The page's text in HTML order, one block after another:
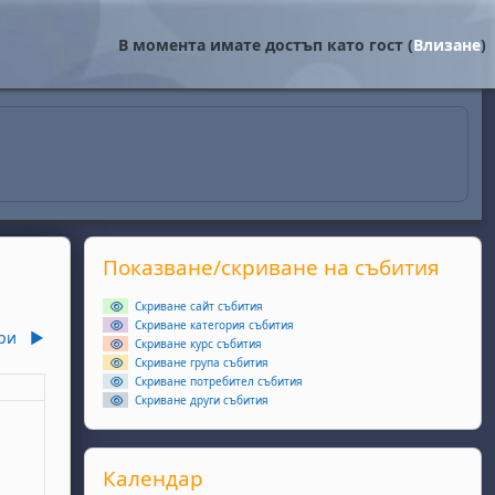
В момента имате достъп като гост (Влизане)
▶︎
2 ноемвринеделя, 3 ноември
Supplementary blocks
Прескочи Показване/скриване на събития
Показване/скриване на събития
Скриване сайт събития
Скриване категория събития
Скриване курс събития
Скриване група събития
Скриване потребител събития
Скриване други събития
Прескочи Календар
Календар